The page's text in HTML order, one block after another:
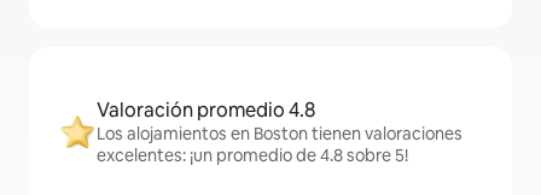
Valoración promedio 4.8
Los alojamientos en Boston tienen valoraciones
excelentes: ¡un promedio de 4.8 sobre 5!